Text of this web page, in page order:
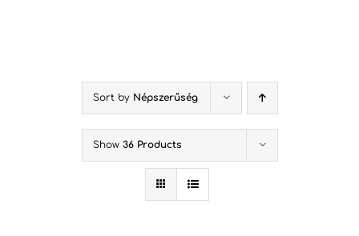
Sort by Népszerűség
Show 36 Products